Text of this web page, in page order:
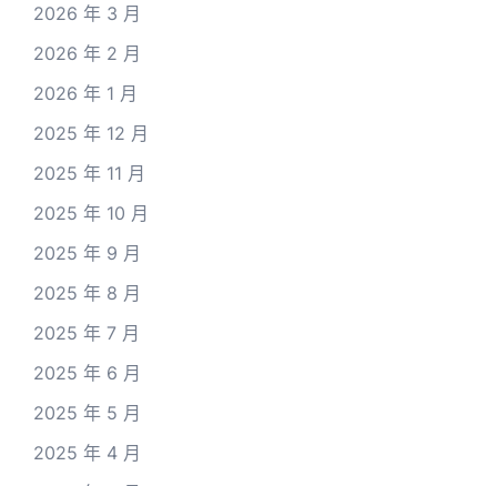
2026 年 3 月
2026 年 2 月
2026 年 1 月
2025 年 12 月
2025 年 11 月
2025 年 10 月
2025 年 9 月
2025 年 8 月
2025 年 7 月
2025 年 6 月
2025 年 5 月
2025 年 4 月